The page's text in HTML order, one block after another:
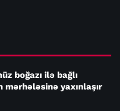
boğazı ilə bağlı
mərhələsinə yaxınlaşır